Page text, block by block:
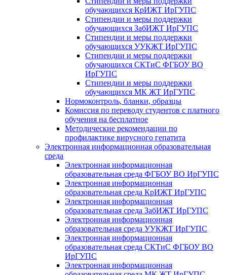
обучающихся КрИЖТ ИрГУПС
Стипендии и меры поддержки
обучающихся ЗабИЖТ ИрГУПС
Стипендии и меры поддержки
обучающихся УУКЖТ ИрГУПС
Стипендии и меры поддержки
обучающихся СКТиС ФГБОУ ВО
ИрГУПС
Стипендии и меры поддержки
обучающихся МК ЖТ ИрГУПС
Нормоконтроль, бланки, образцы
Комиссия по переводу студентов с платного
обучения на бесплатное
Методические рекомендации по
профилактике вирусного гепатита
Электронная информационная образовательная
среда
Электронная информационная
образовательная среда ФГБОУ ВО ИрГУПС
Электронная информационная
образовательная среда КрИЖТ ИрГУПС
Электронная информационная
образовательная среда ЗабИЖТ ИрГУПС
Электронная информационная
образовательная среда УУКЖТ ИрГУПС
Электронная информационная
образовательная среда СКТиС ФГБОУ ВО
ИрГУПС
Электронная информационная